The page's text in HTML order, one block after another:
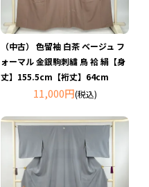
（中古） 色留袖 白茶 ベージュ フ
ォーマル 金銀駒刺繍 鳥 袷 絹【身
丈】155.5cm【裄丈】64cm
11,000円(税込)